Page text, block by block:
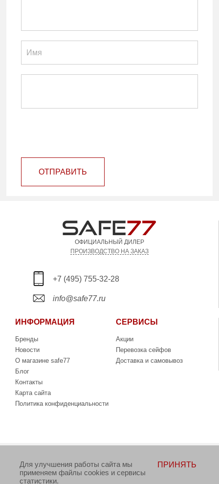
ОТПРАВИТЬ
ОФИЦИАЛЬНЫЙ ДИЛЕР
ПРОИЗВОДСТВО НА ЗАКАЗ
+7 (495) 755-32-28
info@safe77.ru
ИНФОРМАЦИЯ
Бренды
Новости
О магазине safe77
Блог
Контакты
Карта сайта
Политика конфиденциальности
СЕРВИСЫ
Акции
Перевозка сейфов
Доставка и самовывоз
Copyright © 2006-2026. Интернет-магазин сейфов
www.safe77.ru
Данный интернет-сайт носит исключительно информационный
Для улучшения работы сайта мы
применяем файлы cookies и сервисы
статистики.
ПРИНЯТЬ